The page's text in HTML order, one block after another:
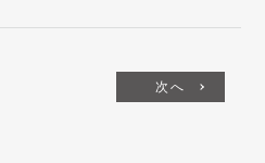
次へ